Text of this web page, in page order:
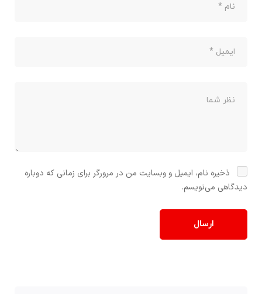
ذخیره نام، ایمیل و وبسایت من در مرورگر برای زمانی که دوباره
دیدگاهی می‌نویسم.